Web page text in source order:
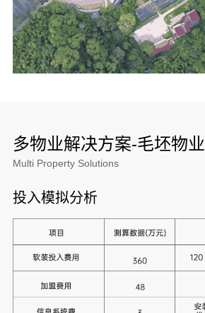
多物业解决方案-毛坯物业
Multi Property Solutions
投入模拟分析